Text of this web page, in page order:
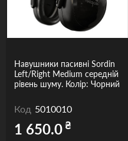
Навушники пасивні Sordin
Left/Right Medium середній
рівень шуму. Колір: Чорний
Код 5010010
1 650.0₴